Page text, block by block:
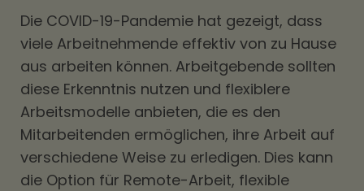
Die COVID-19-Pandemie hat gezeigt, dass
viele Arbeitnehmende effektiv von zu Hause
aus arbeiten können. Arbeitgebende sollten
diese Erkenntnis nutzen und flexiblere
Arbeitsmodelle anbieten, die es den
Mitarbeitenden ermöglichen, ihre Arbeit auf
verschiedene Weise zu erledigen. Dies kann
die Option für Remote-Arbeit, flexible